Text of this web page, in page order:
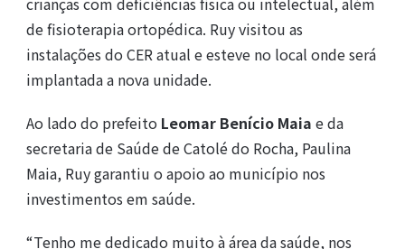
de fisioterapia ortopédica. Ruy visitou as
instalações do CER atual e esteve no local onde será
implantada a nova unidade.
Ao lado do prefeito Leomar Benício Maia e da
secretaria de Saúde de Catolé do Rocha, Paulina
Maia, Ruy garantiu o apoio ao município nos
investimentos em saúde.
“Tenho me dedicado muito à área da saúde, nos